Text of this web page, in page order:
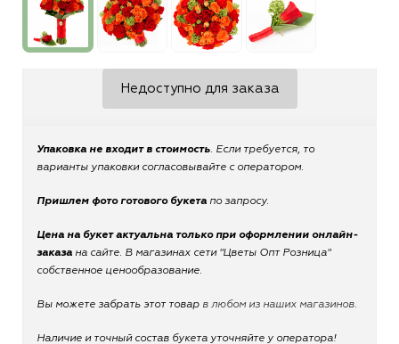
Упаковка не входит в стоимость. Если требуется, то
варианты упаковки согласовывайте с оператором.
Пришлем фото готового букета по запросу.
Цена на букет актуальна только при оформлении онлайн-
заказа на сайте. В магазинах сети "Цветы Опт Розница"
собственное ценообразование.
Вы можете забрать этот товар в любом из наших магазинов.
Наличие и точный состав букета уточняйте у оператора!
Недоступно для заказа